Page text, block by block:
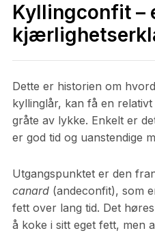
Kyllingconfit –
Dette er historien om
kyllinglår, kan få en
gråte av lykke. Enkelt er
er god tid og uanstendige
Utgangspunktet er den
canard(andeconfit), som
fett over lang tid. Det
å koke i sitt eget fett, men